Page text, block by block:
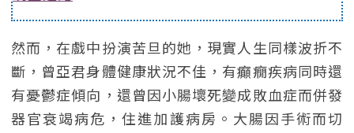
然而，在戲中扮演苦旦的她，現實人生同樣波折不
斷，曾亞君身體健康狀況不佳，有癲癇疾病同時還
有憂鬱症傾向，還曾因小腸壞死變成敗血症而併發
器官衰竭病危，住進加護病房。大腸因手術而切